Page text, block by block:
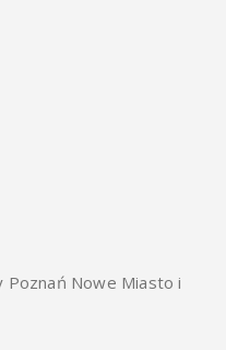
Poznań Nowe Miasto i